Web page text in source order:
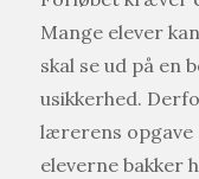
Mange elever
skal se ud på en
usikkerhed.
lærerens
eleverne bakker